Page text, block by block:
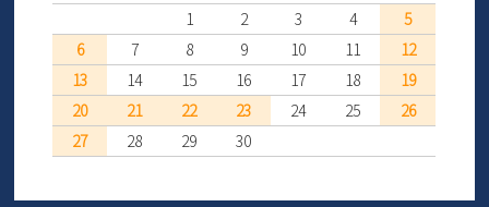
1
2 3 4
5
6
7 8 9 10 11
12
13
14 15 16 17 18
19
20
21 22 23 24 25
26
27
28 29 30